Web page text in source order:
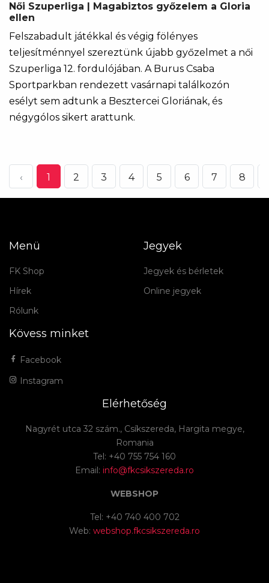
Női Szuperliga | Magabiztos győzelem a Gloria
ellen
Felszabadult játékkal és végig fölényes
teljesítménnyel szereztünk újabb győzelmet a női
Szuperliga 12. fordulójában. A Burus Csaba
Sportparkban rendezett vasárnapi találkozón
esélyt sem adtunk a Besztercei Gloriának, és
négygólos sikert arattunk.
‹ 1 2 3 4 5 6 7 8
Menü
FK Shop
Hírek
Rólunk
Jegyek
Jegyek és bérletek
Online jegyek
Kövess minket
Facebook
Instagram
Elérhetőség
Nagyrét utca 32 szám., Csíkszereda, Hargita megye,
Romania
Tel: +40 755 754 160
Email: info@fkcsikszereda.ro
WEBSHOP
Tel: +40 740 400 702
Web: webshop.fkcsikszereda.ro